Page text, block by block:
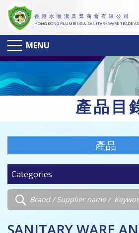
香 港 水 喉 潔 具 業 商 會 有 限 公 司
HONG KONG PLUMBING & SANITARY WARE TRADE
MENU
產品目
產品
Categories
SANITARY WARE